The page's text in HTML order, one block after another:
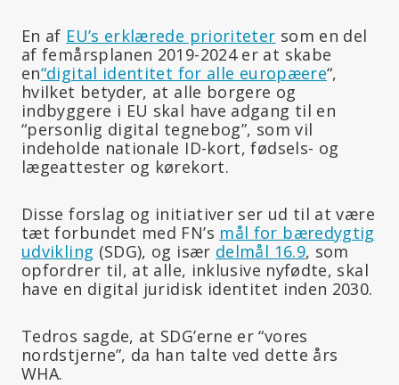
En af EU’s erklærede prioriteter som en del
af femårsplanen 2019-2024 er at skabe
en“digital identitet for alle europæere“,
hvilket betyder, at alle borgere og
indbyggere i EU skal have adgang til en
“personlig digital tegnebog”, som vil
indeholde nationale ID-kort, fødsels- og
lægeattester og kørekort.
Disse forslag og initiativer ser ud til at være
tæt forbundet med FN’s mål for bæredygtig
udvikling (SDG), og især delmål 16.9, som
opfordrer til, at alle, inklusive nyfødte, skal
have en digital juridisk identitet inden 2030.
Tedros sagde, at SDG’erne er “vores
nordstjerne”, da han talte ved dette års
WHA.